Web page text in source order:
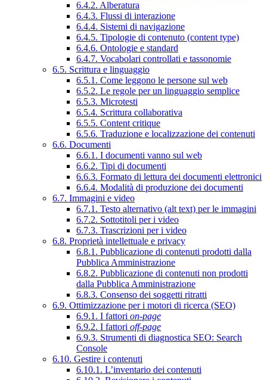
6.4.2. Alberatura
6.4.3. Flussi di interazione
6.4.4. Sistemi di navigazione
6.4.5. Tipologie di contenuto (content type)
6.4.6. Ontologie e standard
6.4.7. Vocabolari controllati e tassonomie
6.5. Scrittura e linguaggio
6.5.1. Come leggono le persone sul web
6.5.2. Le regole per un linguaggio semplice
6.5.3. Microtesti
6.5.4. Scrittura collaborativa
6.5.5. Content critique
6.5.6. Traduzione e localizzazione dei contenuti
6.6. Documenti
6.6.1. I documenti vanno sul web
6.6.2. Tipi di documenti
6.6.3. Formato di lettura dei documenti elettronici
6.6.4. Modalità di produzione dei documenti
6.7. Immagini e video
6.7.1. Testo alternativo (alt text) per le immagini
6.7.2. Sottotitoli per i video
6.7.3. Trascrizioni per i video
6.8. Proprietà intellettuale e privacy
6.8.1. Pubblicazione di contenuti prodotti dalla
Pubblica Amministrazione
6.8.2. Pubblicazione di contenuti non prodotti
dalla Pubblica Amministrazione
6.8.3. Consenso dei soggetti ritratti
6.9. Ottimizzazione per i motori di ricerca (SEO)
6.9.1. I fattori on-page
6.9.2. I fattori off-page
6.9.3. Strumenti di diagnostica SEO: Search
Console
6.10. Gestire i contenuti
6.10.1. L’inventario dei contenuti